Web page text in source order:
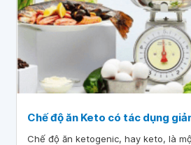
Chế độ ăn Keto có tác dụng
Chế độ ăn ketogenic, hay keto, là